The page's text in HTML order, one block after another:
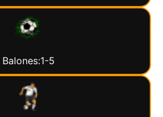
Balones:1-5